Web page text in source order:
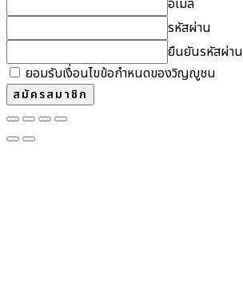
อีเมล
รหัสผ่าน
ยืนยันรหัสผ่าน
ยอมรับเงื่อนไขข้อกำหนดของวิญญูชน